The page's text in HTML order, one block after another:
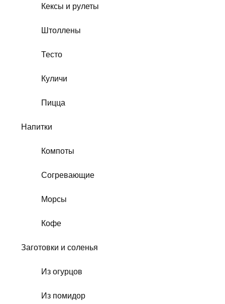
Кексы и рулеты
Штоллены
Тесто
Куличи
Пицца
Напитки
Компоты
Согревающие
Морсы
Кофе
Заготовки и соленья
Из огурцов
Из помидор